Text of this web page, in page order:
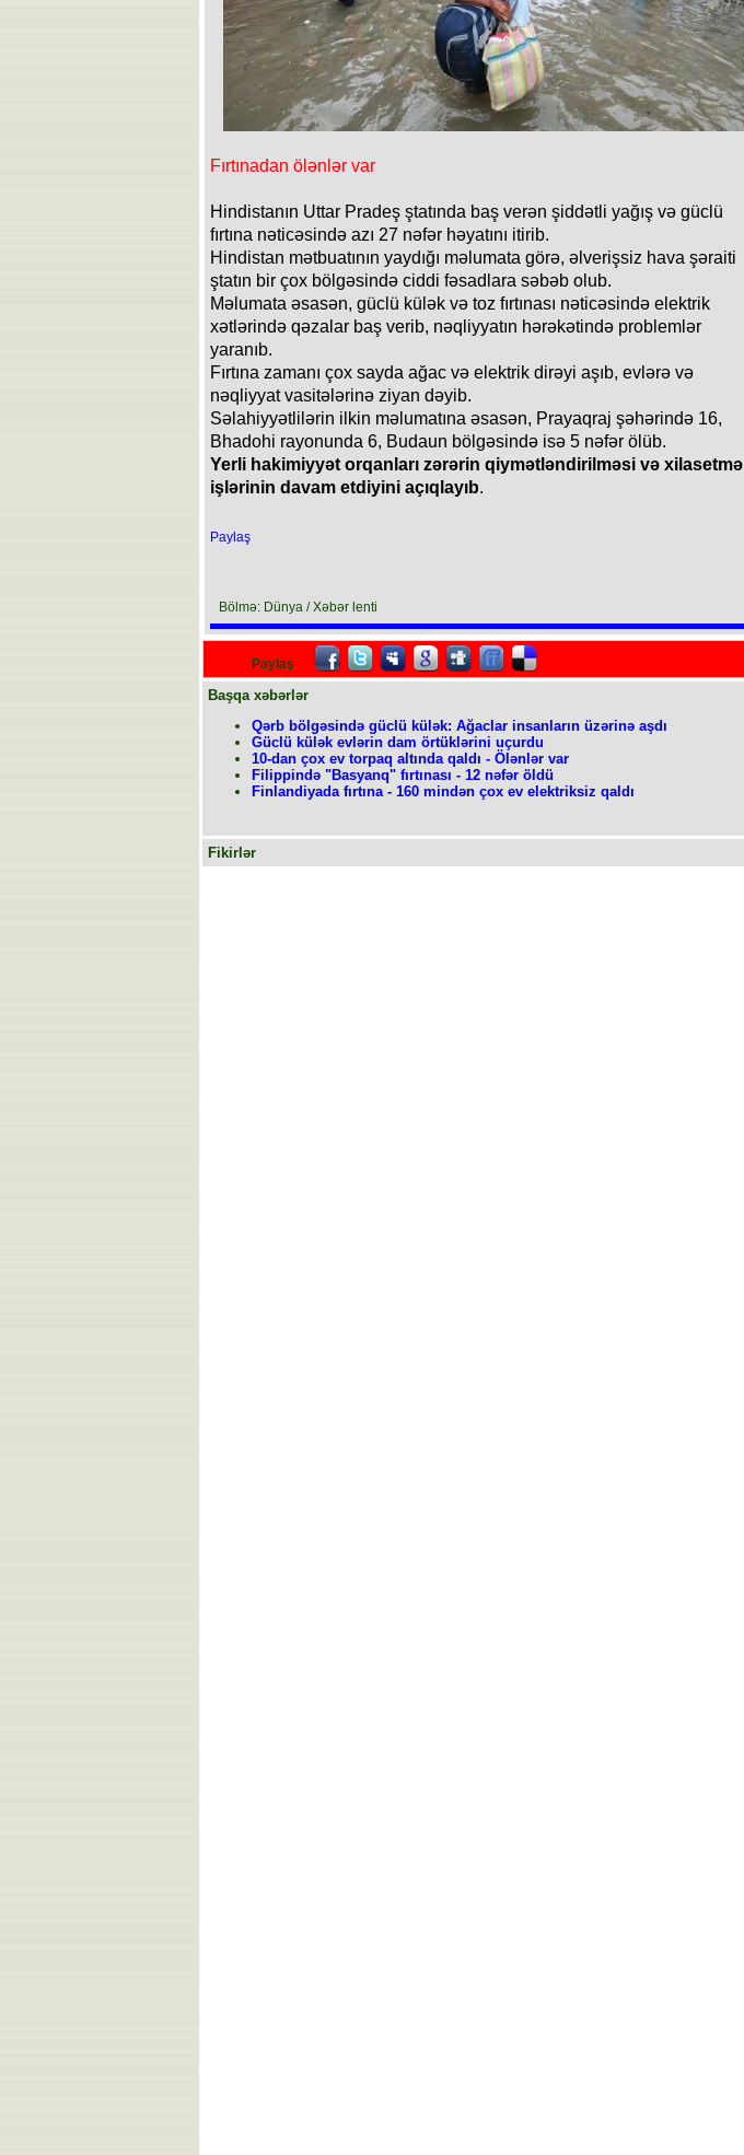
Fırtınadan ölənlər var
Hindistanın Uttar Pradeş ştatında baş verən şiddətli yağış və güclü
fırtına nəticəsində azı 27 nəfər həyatını itirib.
Hindistan mətbuatının yaydığı məlumata görə, əlverişsiz hava şəraiti
ştatın bir çox bölgəsində ciddi fəsadlara səbəb olub.
Məlumata əsasən, güclü külək və toz fırtınası nəticəsində elektrik
xətlərində qəzalar baş verib, nəqliyyatın hərəkətində problemlər
yaranıb.
Fırtına zamanı çox sayda ağac və elektrik dirəyi aşıb, evlərə və
nəqliyyat vasitələrinə ziyan dəyib.
Səlahiyyətlilərin ilkin məlumatına əsasən, Prayaqraj şəhərində 16,
Bhadohi rayonunda 6, Budaun bölgəsində isə 5 nəfər ölüb.
Yerli hakimiyyət orqanları zərərin qiymətləndirilməsi və xilasetmə
işlərinin davam etdiyini açıqlayıb.
Paylaş
Bölmə: Dünya / Xəbər lenti
Paylaş
Başqa xəbərlər
Qərb bölgəsində güclü külək: Ağaclar insanların üzərinə aşdı
Güclü külək evlərin dam örtüklərini uçurdu
10-dan çox ev torpaq altında qaldı - Ölənlər var
Filippində "Basyanq" fırtınası - 12 nəfər öldü
Finlandiyada fırtına - 160 mindən çox ev elektriksiz qaldı
Fikirlər